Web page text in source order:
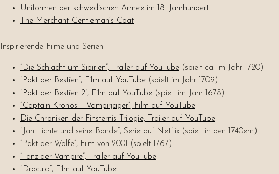
Uniformen der schwedischen Armee im 18. Jahrhundert
The Merchant Gentleman’s Coat
Inspirierende Filme und Serien
“Die Schlacht um Sibirien”, Trailer auf YouTube (spielt ca. im Jahr 1720)
“Pakt der Bestien”, Film auf YouTube (spielt im Jahr 1709)
“Pakt der Bestien 2”, Film auf YouTube (spielt im Jahr 1678)
“Captain Kronos – Vampirjäger”, Film auf YouTube
Die Chroniken der Finsternis-Trilogie, Trailer auf YouTube
“Jan Lichte und seine Bande”, Serie auf Netflix (spielt in den 1740ern)
“Pakt der Wölfe”, Film von 2001 (spielt 1767)
“Tanz der Vampire”, Trailer auf YouTube
“Dracula”, Film auf YouTube